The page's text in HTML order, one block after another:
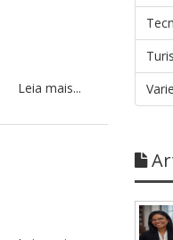
Leia mais...